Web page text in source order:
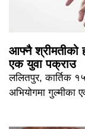
आफ्नै श्रीमतीको
एक युवा पक्राउ
ललितपुर, कार्तिक
अभियोगमा गुल्मीका